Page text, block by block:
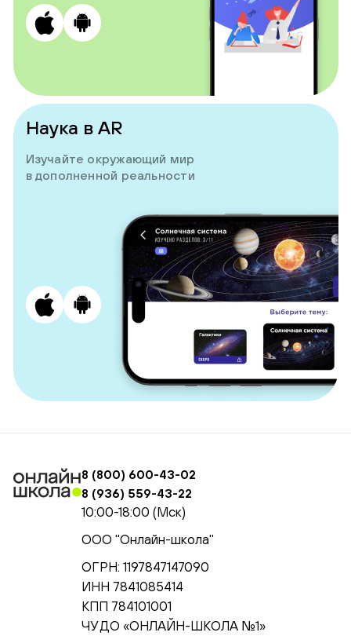
Наука в AR
Изучайте окружающий мир
в дополненной реальности
8 (800) 600-43-02
8 (936) 559-43-22
10:00-18:00 (Мск)
ООО "Онлайн-школа"
ОГРН: 1197847147090
ИНН 7841085414
КПП 784101001
ЧУ ДО «ОНЛАЙН-ШКОЛА №1»